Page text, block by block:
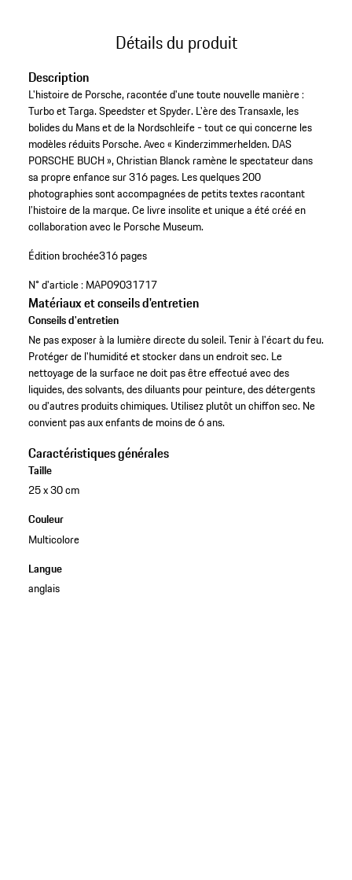
Détails du produit
Description
L'histoire de Porsche, racontée d'une toute nouvelle manière :
Turbo et Targa. Speedster et Spyder. L'ère des Transaxle, les
bolides du Mans et de la Nordschleife - tout ce qui concerne les
modèles réduits Porsche. Avec « Kinderzimmerhelden. DAS
PORSCHE BUCH », Christian Blanck ramène le spectateur dans
sa propre enfance sur 316 pages. Les quelques 200
photographies sont accompagnées de petits textes racontant
l’histoire de la marque. Ce livre insolite et unique a été créé en
collaboration avec le Porsche Museum.
Édition brochée316 pages
N° d'article : MAP09031717
Matériaux et conseils d'entretien
Conseils d'entretien
Ne pas exposer à la lumière directe du soleil. Tenir à l'écart du feu.
Protéger de l'humidité et stocker dans un endroit sec. Le
nettoyage de la surface ne doit pas être effectué avec des
liquides, des solvants, des diluants pour peinture, des détergents
ou d'autres produits chimiques. Utilisez plutôt un chiffon sec. Ne
convient pas aux enfants de moins de 6 ans.
Caractéristiques générales
Taille
25 x 30 cm
Couleur
Multicolore
Langue
anglais